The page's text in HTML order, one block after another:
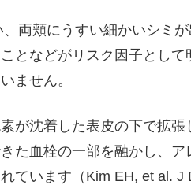
両頬にうすい細かいシミ
となどがリスク因子とし
ません。
が沈着した表皮の下で拡
た血栓の一部を融かし、
ています（Kim EH, et al. J